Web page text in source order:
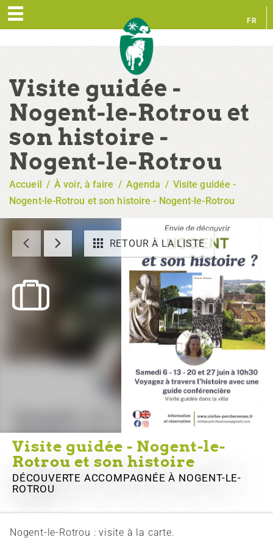
FR
Visite guidée -
Nogent-le-Rotrou et
son histoire -
Nogent-le-Rotrou
Accueil / À voir, à faire / Agenda / Visite guidée -
Nogent-le-Rotrou et son histoire - Nogent-le-Rotrou
RETOUR À LA LISTE
Visite guidée - Nogent-le-
Rotrou et son histoire
DÉCOUVERTE ACCOMPAGNÉEÀ NOGENT-LE-
ROTROU
Nogent-le-Rotrou : visite à la carte.